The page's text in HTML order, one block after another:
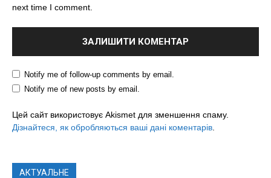
next time I comment.
Notify me of follow-up comments by email.
Notify me of new posts by email.
Цей сайт використовує Akismet для зменшення спаму.
Дізнайтеся, як обробляються ваші дані коментарів
АКТУАЛЬНЕ